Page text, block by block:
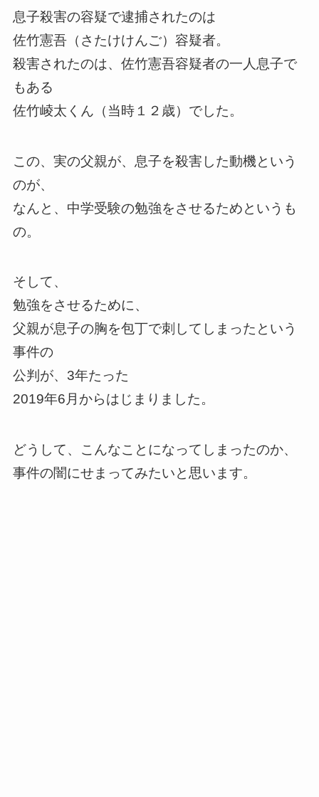
息子殺害の容疑で逮捕されたのは
佐竹憲吾（さたけけんご）容疑者。
殺害されたのは、佐竹憲吾容疑者の一人息子で
もある
佐竹崚太くん（当時１２歳）でした。
この、実の父親が、息子を殺害した動機という
のが、
なんと、中学受験の勉強をさせるためというも
の。
そして、
勉強をさせるために、
父親が息子の胸を包丁で刺してしまったという
事件の
公判が、3年たった
2019年6月からはじまりました。
どうして、こんなことになってしまったのか、
事件の闇にせまってみたいと思います。